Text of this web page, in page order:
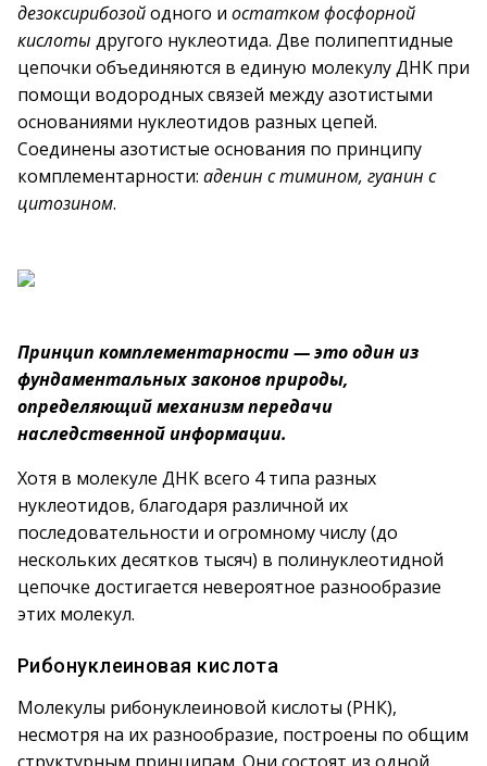
дезоксирибозойодного и остатком фосфорной
кислоты другого нуклеотида. Две полипептидные
цепочки объединяются в единую молекулу ДНК при
помощи водородных связей между азотистыми
основаниями нуклеотидов разных цепей.
Соединены азотистые основания по принципу
комплементарности: аденин с тимином, гуанин с
цитозином.
Принцип комплементарности — это один из
фундаментальных законов природы,
определяющий механизм передачи
наследственной информации.
Хотя в молекуле ДНК всего 4 типа разных
нуклеотидов, благодаря различной их
последовательности и огромному числу (до
нескольких десятков тысяч) в полинуклеотидной
цепочке достигается невероятное разнообразие
этих молекул.
Рибонуклеиновая кислота
Молекулы рибонуклеиновой кислоты (РНК),
несмотря на их разнообразие, построены по общим